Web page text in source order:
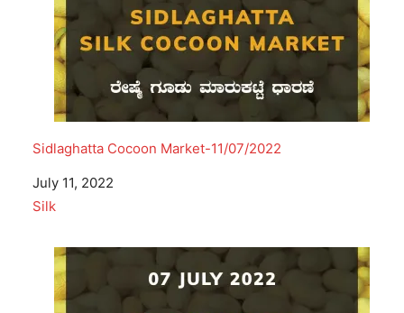
Sidlaghatta Cocoon Market-11/07/2022
Date
July 11, 2022
In relation to
Silk